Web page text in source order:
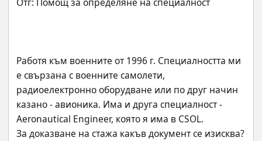
Работя към военните от 1996 г. Специалността ми
е свързана с военните самолети,
радиоелектронно оборудване или по друг начин
казано - авионика. Има и друга специалност -
Aeronautical Engineer, която я има в CSOL.
За доказване на стажа какъв документ се изисква?